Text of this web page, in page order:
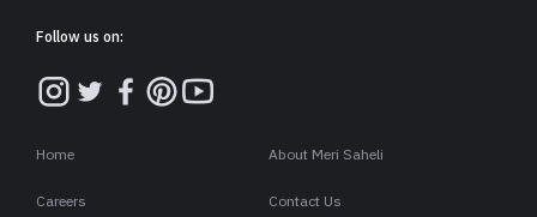
Follow us on:
Home About Meri Saheli
Careers Contact Us